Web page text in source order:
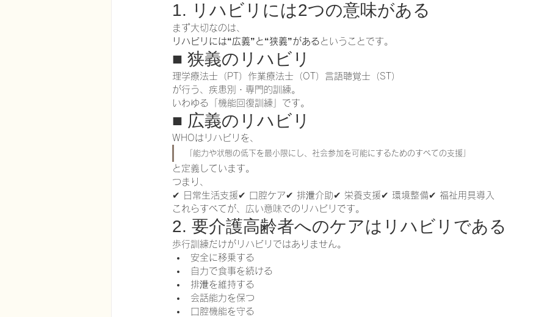
1. リハビリには2つの意味がある
まず大切なのは、
リハビリには“広義”と“狭義”がある ということです。
■ 狭義のリハビリ
理学療法士（PT）作業療法士（OT）言語聴覚士（ST）
が行う、疾患別・専門的訓練。
いわゆる「機能回復訓練」です。
■ 広義のリハビリ
WHOはリハビリを、
「能力や状態の低下を最小限にし、社会参加を可能にするためのすべての支援」
と定義しています。
つまり、
✔ 日常生活支援✔ 口腔ケア✔ 排泄介助✔ 栄養支援✔ 環境整備✔ 福祉用具導入
これらすべてが、広い意味でのリハビリです。
2. 要介護高齢者へのケアはリハビリである
歩行訓練だけがリハビリではありません。
安全に移乗する
自力で食事を続ける
排泄を維持する
会話能力を保つ
口腔機能を守る